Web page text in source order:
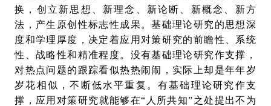
换，创立新思想、新理念、新论断、新概念、新方
法，产生原创性标志性成果。基础理论研究的思想深
度和学理厚度，决定着应用对策研究的前瞻性、系统
性、战略性和精准程度。没有基础理论研究作支撑，
对热点问题的跟踪看似热热闹闹，实际上却是年年岁
岁花相似，不断低水平重复。有基础理论研究作支
撑，应用对策研究就能够在“人所共知”之处提出不为